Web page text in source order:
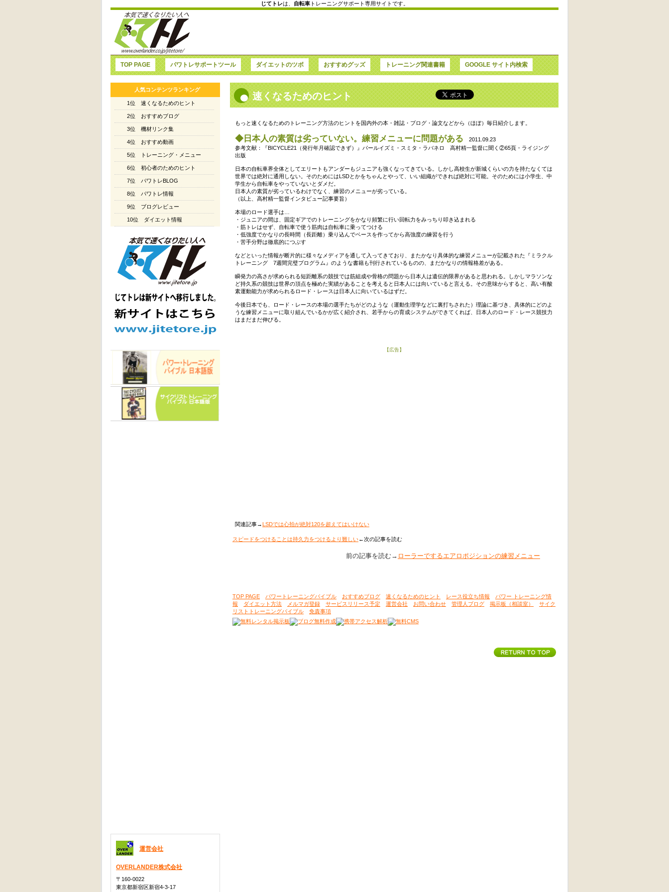
じてトレは、 自転車トレーニングサポート専用サイトです。
速くなるためのヒント
もっと速くなるためのトレーニング方法のヒントを国内外の本・雑誌・ブログ・論文などから（ほぼ）毎日紹介します。
◆日本人の素質は劣っていない。練習メニューに問題がある 2011.09.23
参考文献：『BICYCLE21（発行年月確認できず）』パールイズミ・スミタ・ラバネロ 高村精一監督に聞く②65頁・ライジング
出版
日本の自転車界全体としてエリートもアンダーもジュニアも強くなってきている。しかし高校生が新城くらいの力を持たなくては
世界では絶対に通用しない。そのためにはLSDとかをちゃんとやって、いい組織ができれば絶対に可能。そのためには小学生、中
学生から自転車をやっていないとダメだ。
日本人の素質が劣っているわけでなく、練習のメニューが劣っている。
（以上、高村精一監督インタビュー記事要旨）
本場のロード選手は…
・ジュニアの間は、固定ギアでのトレーニングをかなり頻繁に行い回転力をみっちり叩き込まれる
・筋トレはせず、自転車で使う筋肉は自転車に乗ってつける
・低強度でかなりの長時間（長距離）乗り込んでベースを作ってから高強度の練習を行う
・苦手分野は徹底的につぶす
などといった情報が断片的に様々なメディアを通して入ってきており、またかなり具体的な練習メニューが記載された『ミラクル
トレーニング 7週間完璧プログラム』のような書籍も刊行されているものの、まだかなりの情報格差がある。
瞬発力の高さが求められる短距離系の競技では筋組成や骨格の問題から日本人は遺伝的限界があると思われる。しかしマラソンな
ど持久系の競技は世界の頂点を極めた実績があることを考えると日本人には向いていると言える。その意味からすると、高い有酸
素運動能力が求められるロード・レースは日本人に向いているはずだ。
今後日本でも、ロード・レースの本場の選手たちがどのような（運動生理学などに裏打ちされた）理論に基づき、具体的にどのよ
うな練習メニューに取り組んでいるかが広く紹介され、若手からの育成システムができてくれば、日本人のロード・レース競技力
はまだまだ伸びる。
【広告】
関連記事→LSDでは心拍が絶対120を超えてはいけない
スピードをつけることは持久力をつけるより難しい←次の記事を読む
前の記事を読む→ ローラーでするエアロポジションの練習メニュー
TOP PAGE パワートレーニングバイブル おすすめブログ 速くなるためのヒント レース役立ち情報
パワー トレーニング情
報
ダイエット方法 メルマガ登録 サービスリリース予定 運営会社 お問い合わせ 管理人ブログ 掲示板（相談室）
サイク
リストトレーニングバイブル
免責事項
TOP PAGE パワトレサポートツール ダイエットのツボ おすすめグッズ トレーニング関連書籍 GOOGLE サイト内検索
人気コンテンツランキング
1位 速くなるためのヒント
2位 おすすめブログ
3位 機材リンク集
4位 おすすめ動画
5位 トレーニング・メニュー
6位 初心者のためのヒント
7位 パワトレBLOG
8位 パワトレ情報
9位 ブログレビュー
10位 ダイエット情報
運営会社
OVERLANDER株式会社
〒160-0022
東京都新宿区新宿4-3-17